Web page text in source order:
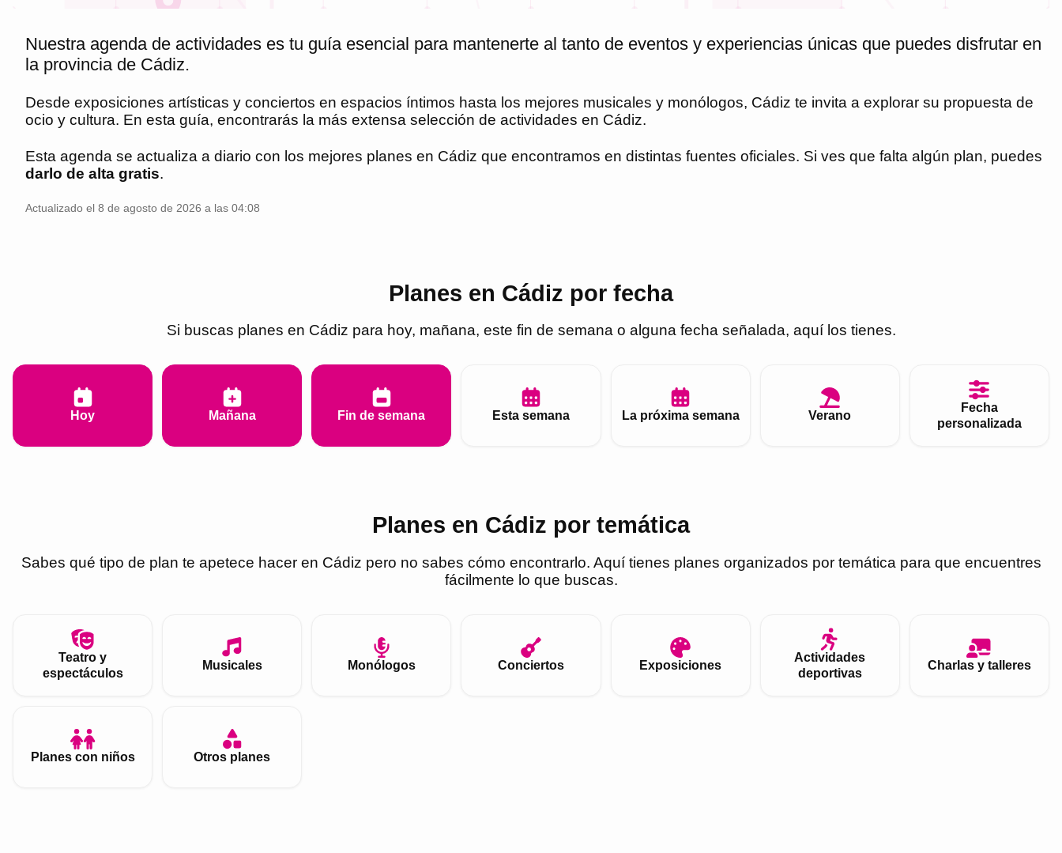
Nuestra agenda de actividades es tu guía esencial para mantenerte al tanto de eventos y experiencias únicas que puedes disfrutar en
la provincia de Cádiz.
Desde exposiciones artísticas y conciertos en espacios íntimos hasta los mejores musicales y monólogos, Cádiz te invita a explorar su propuesta de
ocio y cultura. En esta guía, encontrarás la más extensa selección de actividades en Cádiz.
Esta agenda se actualiza a diario con los mejores planes en Cádiz que encontramos en distintas fuentes oficiales. Si ves que falta algún plan, puedes
darlo de alta gratis.
Actualizado el 8 de agosto de 2026 a las 04:08
Planes en Cádiz por fecha
Si buscas planes en Cádiz para hoy, mañana, este fin de semana o alguna fecha señalada, aquí los tienes.
Hoy Mañana Fin de semana Esta semana La próxima semana Verano
Fecha
personalizada
Planes en Cádiz por temática
Sabes qué tipo de plan te apetece hacer en Cádiz pero no sabes cómo encontrarlo. Aquí tienes planes organizados por temática para que encuentres
fácilmente lo que buscas.
Teatro y
espectáculos
Musicales Monólogos Conciertos Exposiciones
Actividades
deportivas
Charlas y talleres
Planes con niños Otros planes